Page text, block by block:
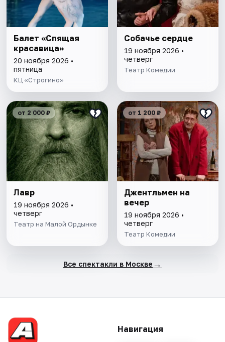
Балет «Спящая
красавица»
20 ноября 2026 •
пятница
КЦ «Строгино»
Собачье сердце
19 ноября 2026 •
четверг
Театр Комедии
от 2 000 ₽
Лавр
19 ноября 2026 •
четверг
Театр на Малой Ордынке
от 1 200 ₽
Джентльмен на
вечер
19 ноября 2026 •
четверг
Театр Комедии
Все спектакли в Москве →
Навигация